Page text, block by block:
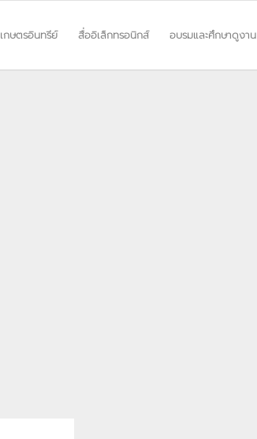
เกษตรอินทรีย์ สื่ออิเล็กทรอนิกส์ อบรมและศึกษาดูงาน